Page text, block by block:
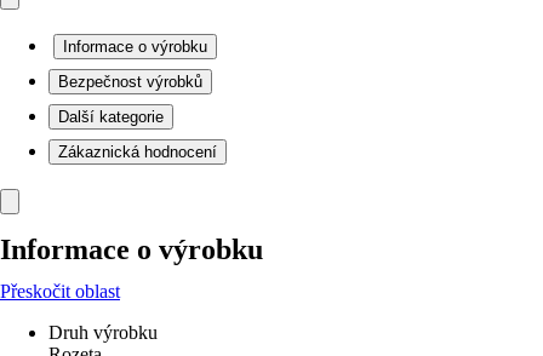
Informace o výrobku
Bezpečnost výrobků
Další kategorie
Zákaznická hodnocení
Informace o výrobku
Přeskočit oblast
Druh výrobku